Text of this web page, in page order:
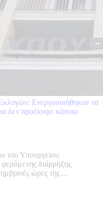
Ενεργοποιήθηκαν τα
δεν προέκυψε κάποιο
του Υπουργείου
διάρρηξης
ώρες της ...